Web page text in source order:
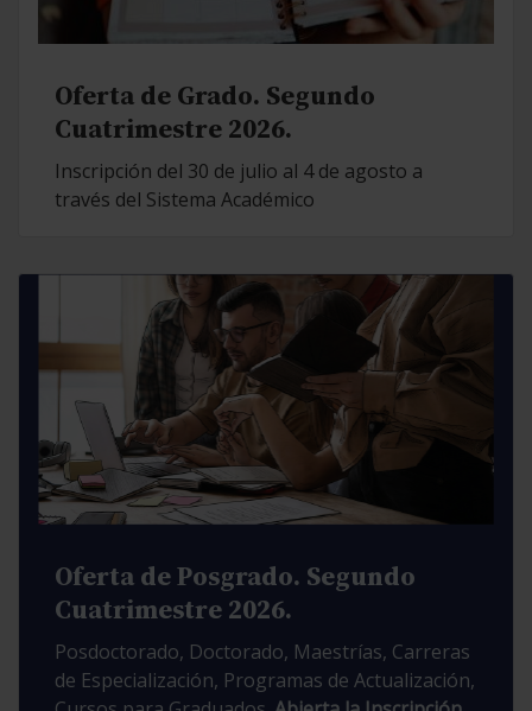
Oferta de Grado. Segundo
Cuatrimestre 2026.
Inscripción del 30 de julio al 4 de agosto a
través del Sistema Académico
Oferta de Posgrado. Segundo
Cuatrimestre 2026.
Posdoctorado, Doctorado, Maestrías, Carreras
de Especialización, Programas de Actualización,